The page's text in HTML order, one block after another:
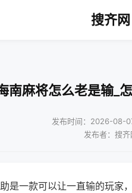
搜齐网
南麻将怎么老是输_
发布时间：2026-08-
发布者：搜齐
是一款可以让一直输的玩家